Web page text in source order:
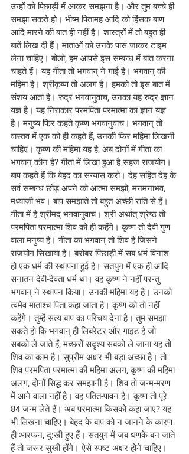
उन्हों को पिछाड़ी में आकर समझना है। और तुम बच्चे ही
समझा सकते हो। भीष्म पितामह आदि को हिंसक बाण
आदि मारने की बात ही नहीं है। शास्त्रों में तो बहुत ही
बातें लिख दी हैं। माताओं को उनके पास जाकर टाइम
लेना चाहिए। बोलो, हम आपसे इस सम्बन्ध में बात करना
चाहते हैं। यह गीता तो भगवान् ने गाई है। भगवान् की
महिमा है। श्रीकृष्ण तो अलग है। हमको तो इस बात में
संशय आता है। रुद्र भगवानुवाच, उनका यह रुद्र ज्ञान
यज्ञ है। यह निराकार परमपिता परमात्मा का ज्ञान यज्ञ
है। मनुष्य फिर कहते कृष्ण भगवानुवाच। भगवान् तो
वास्तव में एक को ही कहते हैं, उनकी फिर महिमा लिखनी
चाहिए। कृष्ण की महिमा यह है, अब दोनों में गीता का
भगवान् कौन है? गीता में लिखा हुआ है सहज राजयोग।
बाप कहते हैं कि बेहद का सन्यास करो। देह सहित देह के
सर्व सम्बन्ध छोड़ अपने को आत्मा समझो, मनमनाभव,
मध्याजी भव। बाप समझाते तो बहुत अच्छी राति से हैं।
गीता में है श्रीमद् भगवानुवाच। श्री अर्थात् श्रेष्ठ तो
परमपिता परमात्मा शिव को ही कहेंगे। कृष्ण तो दैवी गुण
वाला मनुष्य है। गीता का भगवान् तो शिव है जिसने
राजयोग सिखाया है। बरोबर पिछाड़ी में सब धर्म विनाश
हो एक धर्म की स्थापना हुई है। सतयुग में एक ही आदि
सनातन देवी-देवता धर्म था। वह कृष्ण ने नहीं परन्तु
भगवान् ने स्थापन किया। उनकी महिमा यह है। उनको
त्वमेव माताश्च पिता कहा जाता है। कृष्ण को तो नहीं
कहेंगे। तुम्हें सत्य बाप का परिचय देना है। तुम समझा
सकते हो कि भगवान् ही लिबरेटर और गाइड है जो
सबको ले जाते हैं, मच्छरों सदृश्य सबको ले जाना यह तो
शिव का काम है। सुप्रीम अक्षर भी बड़ा अच्छा है। तो
शिव परमपिता परमात्मा की महिमा अलग, कृष्ण की महिमा
अलग, दोनों सिद्ध कर समझानी है। शिव तो जन्म-मरण
में आने वाला नहीं है। वह पतित-पावन है। कृष्ण तो पूरे
84 जन्म लेते हैं। अब परमात्मा किसको कहा जाए? यह
भी लिखना चाहिए। बेहद के बाप को न जानने के कारण
ही आरफन, दु:खी हुए हैं। सतयुग में जब धणके बन जाते
हैं तो जरूर सुखी होंगे। ऐसे स्पष्ट अक्षर होने चाहिए।